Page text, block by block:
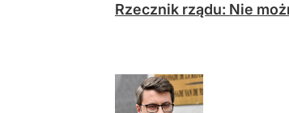
Rzecznik rządu: Nie